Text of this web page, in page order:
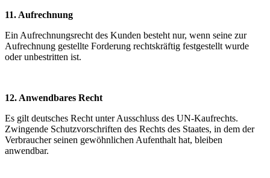
11. Aufrechnung
Ein Aufrechnungsrecht des Kunden besteht nur, wenn seine zur
Aufrechnung gestellte Forderung rechtskräftig festgestellt wurde
oder unbestritten ist.
12. Anwendbares Recht
Es gilt deutsches Recht unter Ausschluss des UN-Kaufrechts.
Zwingende Schutzvorschriften des Rechts des Staates, in dem der
Verbraucher seinen gewöhnlichen Aufenthalt hat, bleiben
anwendbar.